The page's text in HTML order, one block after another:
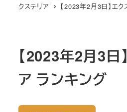
クステリア
【2023年2月3日】エ
【2023年2月3日
ア ランキング